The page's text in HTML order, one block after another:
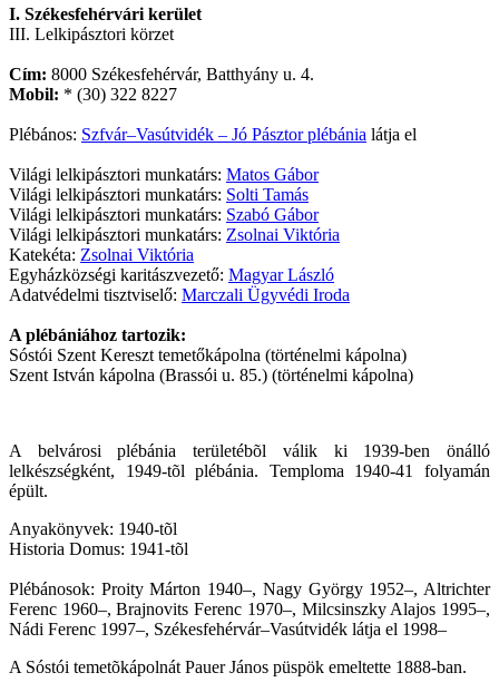
I. Székesfehérvári kerület
III. Lelkipásztori körzet
Cím: 8000 Székesfehérvár, Batthyány u. 4.
Mobil: * (30) 322 8227
Plébános: Szfvár–Vasútvidék – Jó Pásztor plébánia látja el
Világi lelkipásztori munkatárs: Matos Gábor
Világi lelkipásztori munkatárs: Solti Tamás
Világi lelkipásztori munkatárs: Szabó Gábor
Világi lelkipásztori munkatárs: Zsolnai Viktória
Katekéta: Zsolnai Viktória
Egyházközségi karitászvezető: Magyar László
Adatvédelmi tisztviselő: Marczali Ügyvédi Iroda
A plébániához tartozik:
Sóstói Szent Kereszt temetőkápolna (történelmi kápolna)
Szent István kápolna (Brassói u. 85.) (történelmi kápolna)
A belvárosi plébánia területébõl válik ki 1939-ben önálló
lelkészségként, 1949-tõl plébánia. Temploma 1940-41 folyamán
épült.
Anyakönyvek: 1940-tõl
Historia Domus: 1941-tõl
Plébánosok: Proity Márton 1940–, Nagy György 1952–, Altrichter
Ferenc 1960–, Brajnovits Ferenc 1970–, Milcsinszky Alajos 1995–,
Nádi Ferenc 1997–, Székesfehérvár–Vasútvidék látja el 1998–
A Sóstói temetõkápolnát Pauer János püspök emeltette 1888-ban.